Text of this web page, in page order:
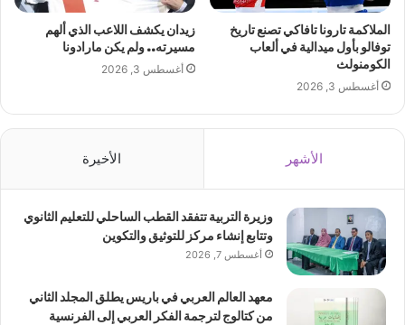
الملاكمة تارونا تافاكي تصنع تاريخ
توفالو بأول ميدالية في ألعاب
الكومنولث
أغسطس 3, 2026
زيدان يكشف اللاعب الذي ألهم
مسيرته.. ولم يكن مارادونا
أغسطس 3, 2026
الأشهر الأخيرة
وزيرة التربية تتفقد القطب الساحلي للتعليم الثانوي
وتتابع إنشاء مركز للتوثيق والتكوين
أغسطس 7, 2026
معهد العالم العربي في باريس يطلق المجلد الثاني
من كتالوج لترجمة الفكر العربي إلى الفرنسية